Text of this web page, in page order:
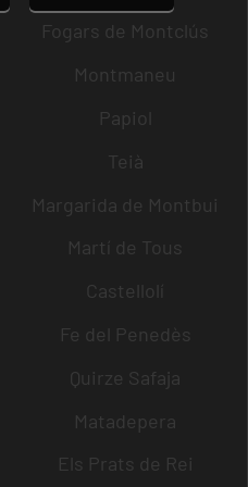
Fogars de Montclús
Montmaneu
Papiol
Teià
Margarida de Montbui
Martí de Tous
Castellolí
Fe del Penedès
Quirze Safaja
Matadepera
Els Prats de Rei